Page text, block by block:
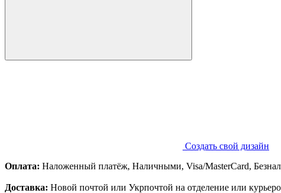
Создать свой дизайн
Оплата: Наложенный платёж, Наличными, Visa/MasterCard,
Доставка: Новой почтой или Укрпочтой на отделение или